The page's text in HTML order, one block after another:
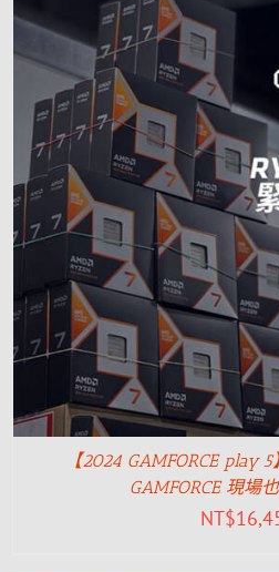
【2024 GAMFORCE play
GAMFORCE 現場
NT$